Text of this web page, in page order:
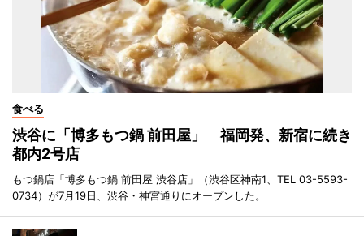
食べる
渋谷に「博多もつ鍋 前田屋」 福岡発、新宿に続き
都内2号店
もつ鍋店「博多もつ鍋 前田屋 渋谷店」（渋谷区神南1、TEL 03-5593-
0734）が7月19日、渋谷・神宮通りにオープンした。